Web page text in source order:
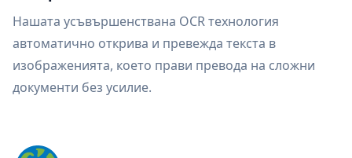
Нашата усъвършенствана OCR технология
автоматично открива и превежда текста в
изображенията, което прави превода на сложни
документи без усилие.